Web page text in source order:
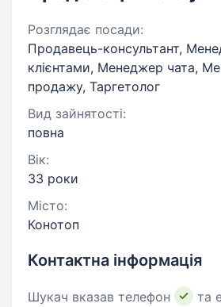
Розглядає посади:
Продавець-консультант,
клієнтами, Менеджер чата,
продажу, Таргетолог
Вид зайнятості:
повна
Вік:
33 роки
Місто:
Конотоп
Контактна інформація
Шукач вказав телефон
та